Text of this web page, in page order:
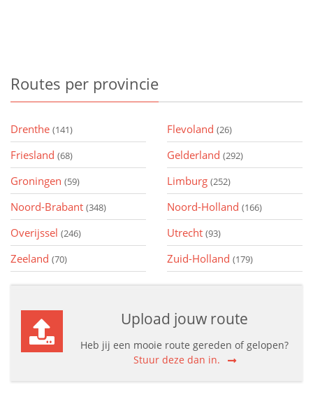
Routes per provincie
Drenthe (141) Flevoland (26)
Friesland (68) Gelderland (292)
Groningen (59) Limburg (252)
Noord-Brabant (348) Noord-Holland (166)
Overijssel (246) Utrecht (93)
Zeeland (70) Zuid-Holland (179)
Upload jouw route
Heb jij een mooie route gereden of gelopen?
Stuur deze dan in.